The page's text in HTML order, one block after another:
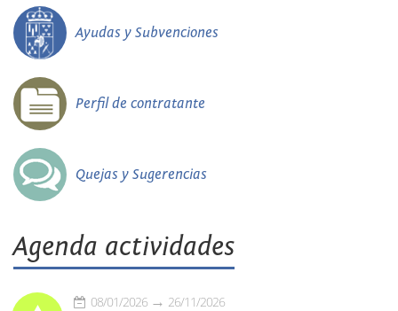
Ayudas y Subvenciones
Perfil de contratante
Quejas y Sugerencias
Agenda actividades
08/01/2026 26/11/2026